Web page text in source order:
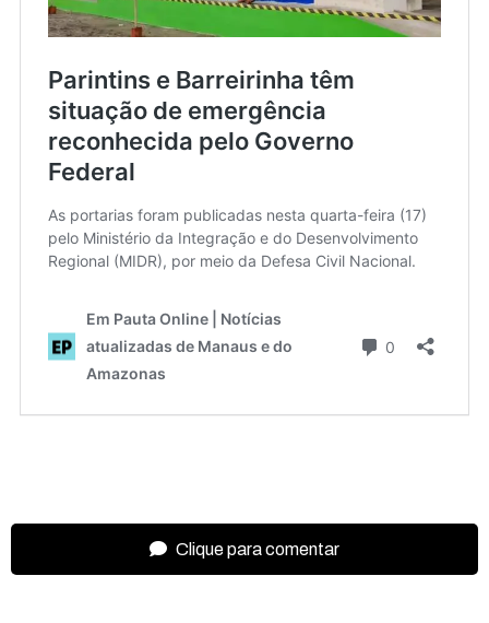
Clique para comentar